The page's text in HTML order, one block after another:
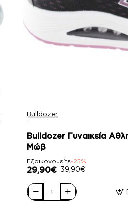
-25%
Bulldozer
Bulldozer Γυναικεία
Μώβ
Εξοικονομείτε-25%
29,90€ 39,90€
Bulldozer
Γυναικεία